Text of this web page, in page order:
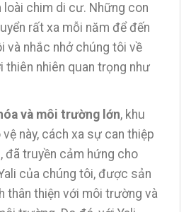
loài chim di cư. Những con
rất xa mỗi năm để đến
và nhắc nhở chúng tôi về
thiên nhiên quan trọng như
và môi trường lớn, khu
này, cách xa sự can thiệp
đã truyền cảm hứng cho
của chúng tôi, được sản
thân thiện với môi trường và